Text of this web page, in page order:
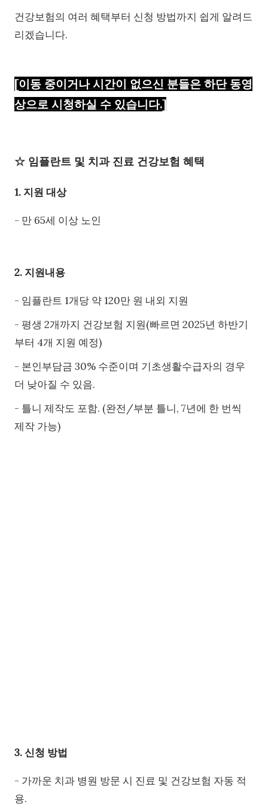
건강보험의 여러 혜택부터 신청 방법까지 쉽게 알려드
리겠습니다.
[이동 중이거나 시간이 없으신 분들은 하단 동영
상으로 시청하실 수 있습니다.]
☆ 임플란트 및 치과 진료 건강보험 혜택
1. 지원 대상
- 만 65세 이상 노인
2. 지원내용
- 임플란트 1개당 약 120만 원 내외 지원
- 평생 2개까지 건강보험 지원(빠르면 2025년 하반기
부터 4개 지원 예정)
- 본인부담금 30% 수준이며 기초생활수급자의 경우
더 낮아질 수 있음.
- 틀니 제작도 포함. (완전/부분 틀니, 7년에 한 번씩
제작 가능)
3. 신청 방법
- 가까운 치과 병원 방문 시 진료 및 건강보험 자동 적
용.